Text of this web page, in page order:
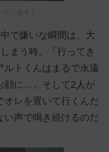
ています！
で嫌いな瞬間は、大
まう時。「行ってき
ルトくんはまるで永遠
顔に…。そして2人が
オレを置いて行くんだ
い声で鳴き続けるのだ